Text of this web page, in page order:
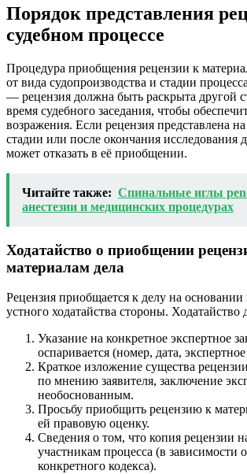
Порядок представления
судебном процессе
Процедура приобщения рецензии к
от вида судопроизводства и стадии
— рецензия должна быть раскрыта другой
время судебного заседания, чтобы
возражения. Если рецензия представлена
стадии или после окончания исследования
может отказать в её приобщении.
Читайте также: Спинальные иглы
анестезии и медицинских процедурах
Ходатайство о приобщении
материалам дела
Рецензия приобщается к делу на
устного ходатайства стороны. Ходатайство
Указание на конкретное экспертное
оспаривается (номер, дата,
Краткое изложение существа
по мнению заявителя, заключение
необоснованным.
Просьбу приобщить рецензию к
ей правовую оценку.
Сведения о том, что копия рецензии
участникам процесса (в зависимости
конкретного кодекса).